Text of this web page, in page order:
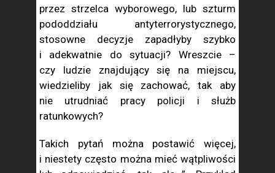
przez strzelca wyborowego, lub szturm
pododdziału antyterrorystycznego,
stosowne decyzje zapadłyby szybko
i adekwatnie do sytuacji? Wreszcie –
czy ludzie znajdujący się na miejscu,
wiedzieliby jak się zachować, tak aby
nie utrudniać pracy policji i służb
ratunkowych?
Takich pytań można postawić więcej,
i niestety często można mieć wątpliwości